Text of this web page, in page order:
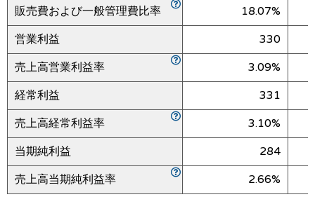
販売費および一般管理費比率
18.07%
営業利益
330
売上高営業利益率
3.09%
経常利益
331
売上高経常利益率
3.10%
当期純利益
284
売上高当期純利益率
2.66%